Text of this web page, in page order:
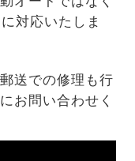
対応いたしま
送での修理も行
お問い合わせく